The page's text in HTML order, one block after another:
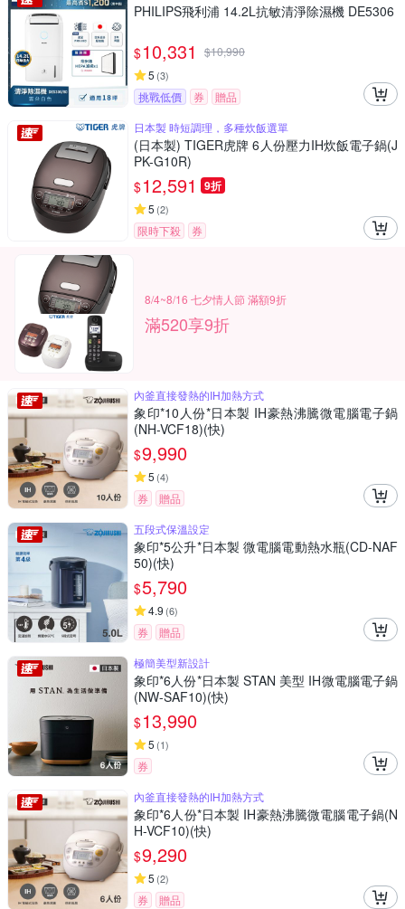
PHILIPS飛利浦 14.2L抗敏清淨除濕機 DE5306
$10,331 $10,990
5 (3)
挑戰低價 券
贈品
日本製 時短調理，多種炊飯選單
(日本製) TIGER虎牌 6人份壓力IH炊飯電子鍋(J
PK-G10R)
$12,591 9折
5 (2)
限時下殺 券
8/4~8/16 七夕情人節 滿額9折
滿520享9折
內釜直接發熱的IH加熱方式
象印*10人份*日本製 IH豪熱沸騰微電腦電子鍋
(NH-VCF18)(快)
$9,990
5 (4)
券
贈品
五段式保溫設定
象印*5公升*日本製 微電腦電動熱水瓶(CD-NAF
50)(快)
$5,790
4.9 (6)
券
贈品
極簡美型新設計
象印*6人份*日本製 STAN 美型 IH微電腦電子鍋
(NW-SAF10)(快)
$13,990
5 (1)
券
內釜直接發熱的IH加熱方式
象印*6人份*日本製 IH豪熱沸騰微電腦電子鍋(N
H-VCF10)(快)
$9,290
5 (2)
券
贈品